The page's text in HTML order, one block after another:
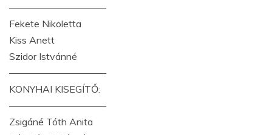
——————————
Fekete Nikoletta
Kiss Anett
Szidor Istvánné
——————————
KONYHAI KISEGÍTŐ:
——————————
Zsigáné Tóth Anita